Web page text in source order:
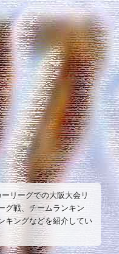
リーグでの大阪大会リ
グ戦、チームランキン
キングなどを紹介してい